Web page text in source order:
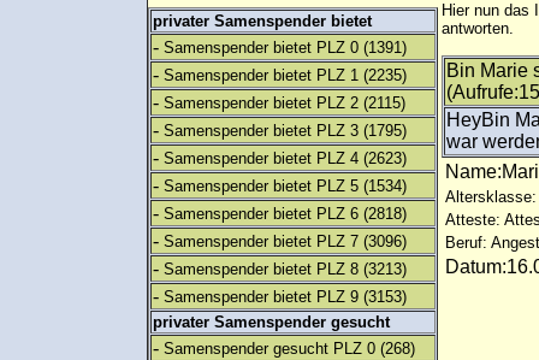
privater Samenspender bietet
- Samenspender bietet PLZ 0 (1391)
- Samenspender bietet PLZ 1 (2235)
- Samenspender bietet PLZ 2 (2115)
- Samenspender bietet PLZ 3 (1795)
- Samenspender bietet PLZ 4 (2623)
- Samenspender bietet PLZ 5 (1534)
- Samenspender bietet PLZ 6 (2818)
- Samenspender bietet PLZ 7 (3096)
- Samenspender bietet PLZ 8 (3213)
- Samenspender bietet PLZ 9 (3153)
privater Samenspender gesucht
- Samenspender gesucht PLZ 0 (268)
Hier nun das
antworten.
Bin Marie
HeyBin
war
Altersklasse:
Atteste:
Beruf: